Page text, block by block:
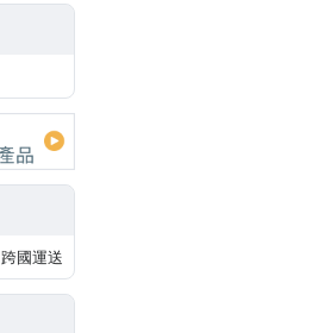
跨國運送